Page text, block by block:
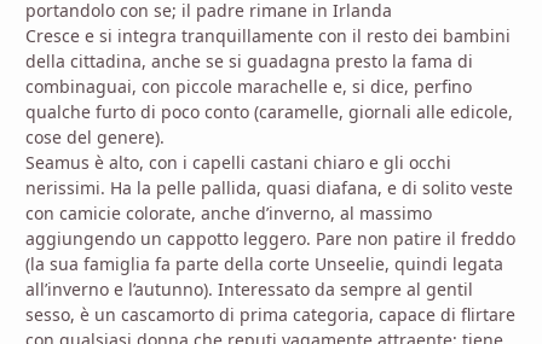
portandolo con se; il padre rimane in Irlanda
Cresce e si integra tranquillamente con il resto dei bambini
della cittadina, anche se si guadagna presto la fama di
combinaguai, con piccole marachelle e, si dice, perfino
qualche furto di poco conto (caramelle, giornali alle edicole,
cose del genere).
Seamus è alto, con i capelli castani chiaro e gli occhi
nerissimi. Ha la pelle pallida, quasi diafana, e di solito veste
con camicie colorate, anche d’inverno, al massimo
aggiungendo un cappotto leggero. Pare non patire il freddo
(la sua famiglia fa parte della corte Unseelie, quindi legata
all’inverno e l’autunno). Interessato da sempre al gentil
sesso, è un cascamorto di prima categoria, capace di flirtare